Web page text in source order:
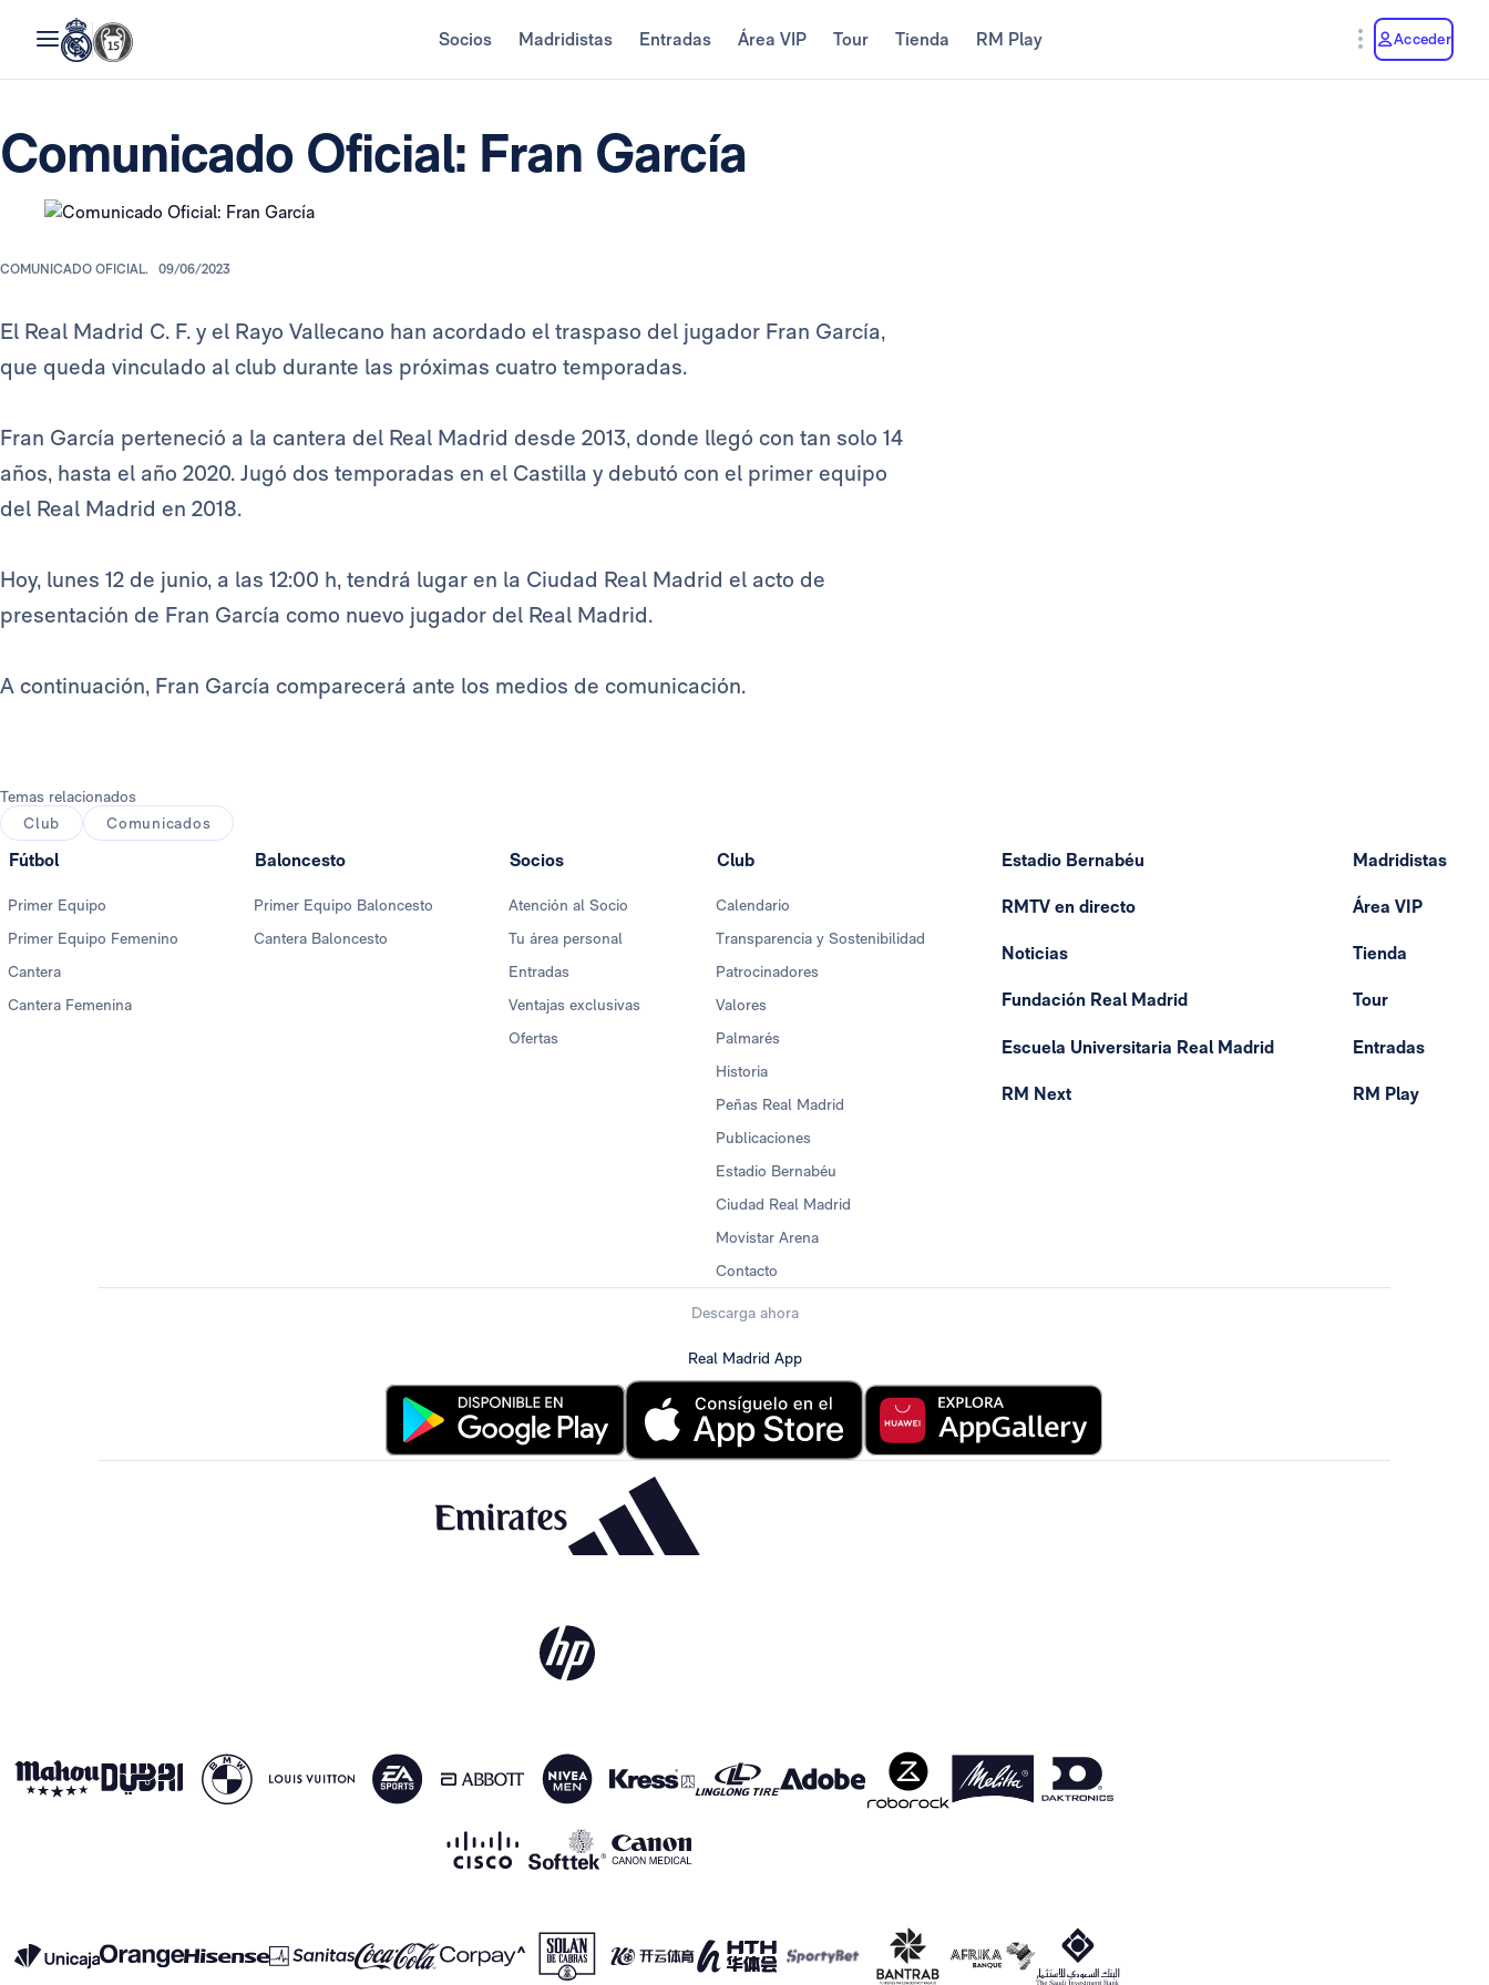
Socios Madridistas Entradas Área VIP Tour Tienda RM Play Acceder
Comunicado Oficial: Fran García
COMUNICADO OFICIAL. 09/06/2023
El Real Madrid C. F. y el Rayo Vallecano han acordado el traspaso del jugador Fran García,
que queda vinculado al club durante las próximas cuatro temporadas.
Fran García perteneció a la cantera del Real Madrid desde 2013, donde llegó con tan solo 14
años, hasta el año 2020. Jugó dos temporadas en el Castilla y debutó con el primer equipo
del Real Madrid en 2018.
Hoy, lunes 12 de junio, a las 12:00 h, tendrá lugar en la Ciudad Real Madrid el acto de
presentación de Fran García como nuevo jugador del Real Madrid.
A continuación, Fran García comparecerá ante los medios de comunicación.
Temas relacionados
Club
Comunicados
Fútbol
Primer Equipo
Primer Equipo Femenino
Cantera
Cantera Femenina
Baloncesto
Primer Equipo Baloncesto
Cantera Baloncesto
Socios
Atención al Socio
Tu área personal
Entradas
Ventajas exclusivas
Ofertas
Club
Calendario
Transparencia y Sostenibilidad
Patrocinadores
Valores
Palmarés
Historia
Peñas Real Madrid
Publicaciones
Estadio Bernabéu
Ciudad Real Madrid
Movistar Arena
Contacto
Estadio Bernabéu
RMTV en directo
Noticias
Fundación Real Madrid
Escuela Universitaria Real Madrid
RM Next
Madridistas
Área VIP
Tienda
Tour
Entradas
RM Play
Descarga ahora
Real Madrid App